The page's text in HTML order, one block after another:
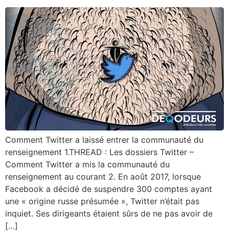
Comment Twitter a laissé entrer la communauté du
renseignement 1.THREAD : Les dossiers Twitter –
Comment Twitter a mis la communauté du
renseignement au courant 2. En août 2017, lorsque
Facebook a décidé de suspendre 300 comptes ayant
une « origine russe présumée », Twitter n’était pas
inquiet. Ses dirigeants étaient sûrs de ne pas avoir de
[…]